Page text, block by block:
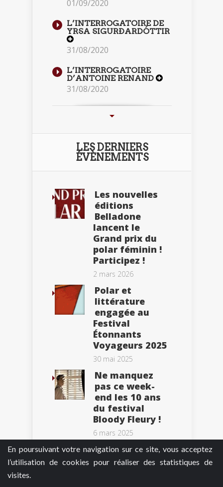
En poursuivant votre navigation sur ce site, vous acceptez
l’utilisation de cookies pour réaliser des statistiques de
visites.
01/09/2020
L’INTERROGATOIRE DE
YRSA SIGURÐARDÓTTIR
31/08/2020
L’INTERROGATOIRE
D’ANTOINE RENAND
31/08/2020
LES DERNIERS
ÉVÈNEMENTS
Les nouvelles
éditions
Belladone
lancent le
Grand prix du
polar féminin !
Participez !
2 mars 2026
Polar et
littérature
engagée au
Festival
Étonnants
Voyageurs 2025
30 mai 2025
Ne manquez
pas ce week-
end les 10 ans
du festival
Bloody Fleury !
6 mars 2025